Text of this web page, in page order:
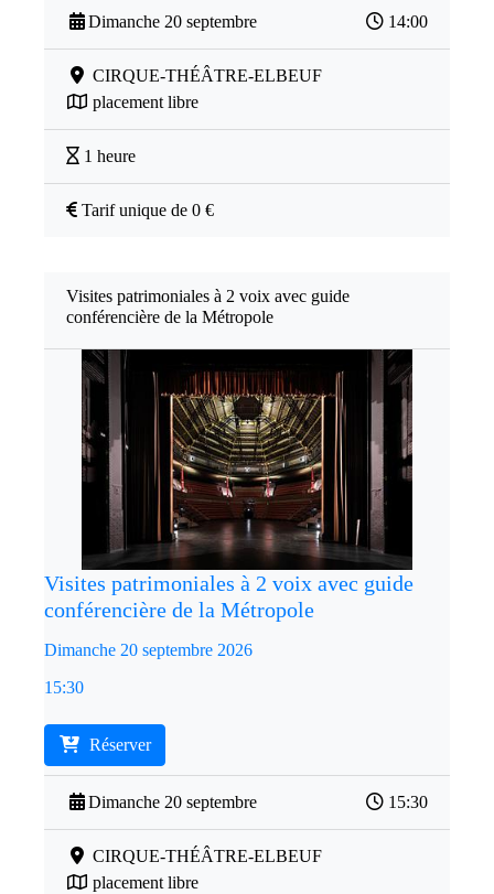
Dimanche 20 septembre 14:00
CIRQUE-THÉÂTRE-ELBEUF
placement libre
1 heure
Tarif unique de 0 €
Visites patrimoniales à 2 voix avec guide
conférencière de la Métropole
Visites patrimoniales à 2 voix avec guide
conférencière de la Métropole
Dimanche 20 septembre 2026
15:30
Réserver
Dimanche 20 septembre 15:30
CIRQUE-THÉÂTRE-ELBEUF
placement libre